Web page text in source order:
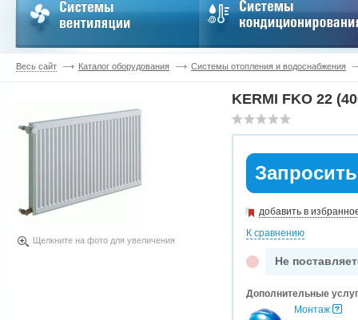
Весь сайт Каталог оборудования Системы отопления и водоснабжения
Щелкните на фото для увеличения
KERMI FKO 22
добавить в
К сравнению
Не
Дополнительные
Монтаж